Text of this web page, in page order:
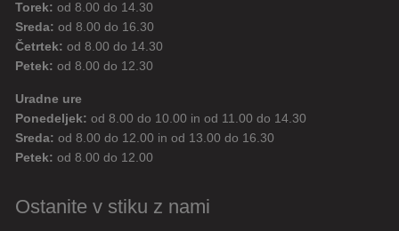
Torek: od 8.00 do 14.30
Sreda: od 8.00 do 16.30
Četrtek: od 8.00 do 14.30
Petek: od 8.00 do 12.30
Uradne ure
Ponedeljek: od 8.00 do 10.00 in od 11.00 do 14.30
Sreda: od 8.00 do 12.00 in od 13.00 do 16.30
Petek: od 8.00 do 12.00
Ostanite v stiku z nami